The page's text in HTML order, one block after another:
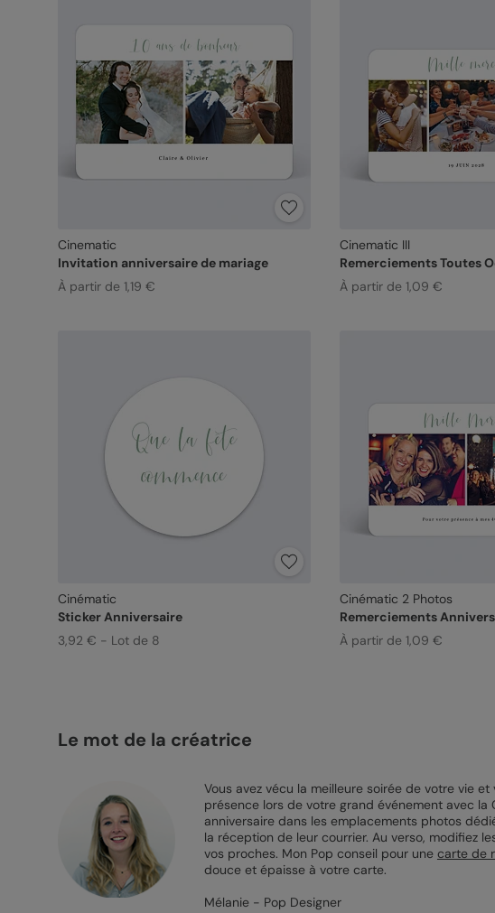
Cinematic
Invitation anniversaire de mariage
À partir de 1,19 €
Cinematic III
Remerciements Toutes
À partir de 1,09 €
Cinématic
Sticker Anniversaire
3,92 € - Lot de 8
Cinématic 2 Photos
Remerciements
À partir de 1,09 €
Le mot de la créatrice
Vous avez vécu la meilleure soirée de votre vie
présence lors de votre grand événement avec
anniversaire dans les emplacements photos
la réception de leur courrier. Au verso, modifiez
vos proches. Mon Pop conseil pour une carte de
douce et épaisse à votre carte.
Mélanie - Pop Designer